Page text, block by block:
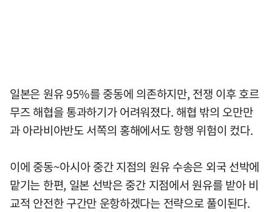
일본은 원유 95%를 중동에 의존하지만, 전쟁 이후 호르
무즈 해협을 통과하기가 어려워졌다. 해협 밖의 오만만
과 아라비아반도 서쪽의 홍해에서도 항행 위험이 컸다.
이에 중동~아시아 중간 지점의 원유 수송은 외국 선박에
맡기는 한편, 일본 선박은 중간 지점에서 원유를 받아 비
교적 안전한 구간만 운항하겠다는 전략으로 풀이된다.